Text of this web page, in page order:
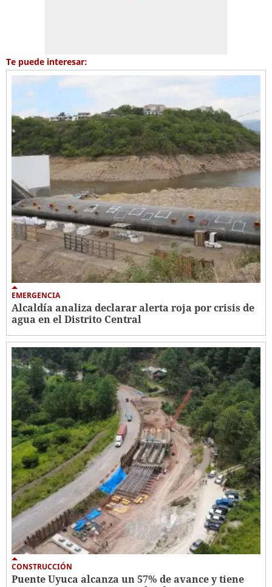
Te puede interesar:
EMERGENCIA
Alcaldía analiza declarar alerta roja por crisis de
agua en el Distrito Central
CONSTRUCCIÓN
Puente Uyuca alcanza un 57% de avance y tiene